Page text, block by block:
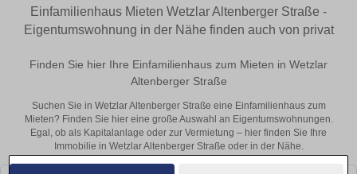
Einfamilienhaus Mieten Wetzlar Altenberger Straße -
Eigentumswohnung in der Nähe finden auch von privat
Finden Sie hier Ihre Einfamilienhaus zum Mieten in Wetzlar
Altenberger Straße
Suchen Sie in Wetzlar Altenberger Straße eine Einfamilienhaus zum
Mieten? Finden Sie hier eine große Auswahl an Eigentumswohnungen.
Egal, ob als Kapitalanlage oder zur Vermietung – hier finden Sie Ihre
Immobilie in Wetzlar Altenberger Straße oder in der Nähe.